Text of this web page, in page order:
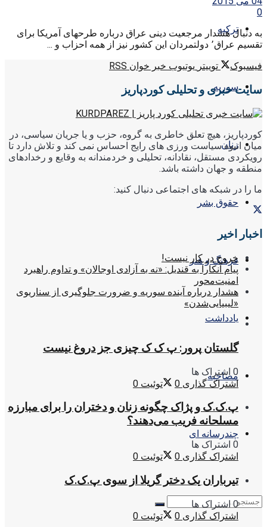
ترکیه
سوریه
زنان
حقوق بشر
فرهنگ و هنر
یادداشت
مصاحبه
چندرسانه ای
0
به دنبال هشدار مرجعیت دینی عراق درباره طرحهای آمریکا برای
تقسیم عراق٬ دولتمردان این کشور نیز از همه احزاب و ...
فیسبوک
توییتر یوتیوب خبر خوان RSS
سایت خبری و تحلیلی کوردپاریز
کوردپاریز، هیچ تعلق خاطری به گروه، حزب و یا جریان سیاسی، در
میان انبوه سیاست ورزی های رایج احساس نمی کند و تلاش دارد تا
رویکردی مستقل، نقادانه، تحلیلی و خردمندانه به وقایع و رخدادهای
منطقه و جهان داشته باشد.
ما را در شبکه های اجتماعی دنبال کنید:
اخبار اخیر
خروج در کار نیست!
پیام آنکارا به قندیل: «نه به آزادی اوجالان» و تداوم راهبرد
امنیت‌محور
هشدار درباره آینده سوریه و ضرورت جلوگیری از سناریوی
«لیبیایی‌شدن»
گلستان پرور: پ ک ک چیزی جز دروغ نیست
0 اشتراک ها
اشتراک گذاری 0 توئیت 0
پ.ک.ک و پژاک چگونه زنان و دختران را برای مبارزه
مسلحانه فریب می‌دهند؟
0 اشتراک ها
اشتراک گذاری 0 توئیت 0
تیرباران یک دختر گریلا از سوی پ.ک.ک
0 اشتراک ها
اشتراک گذاری 0 توئیت 0